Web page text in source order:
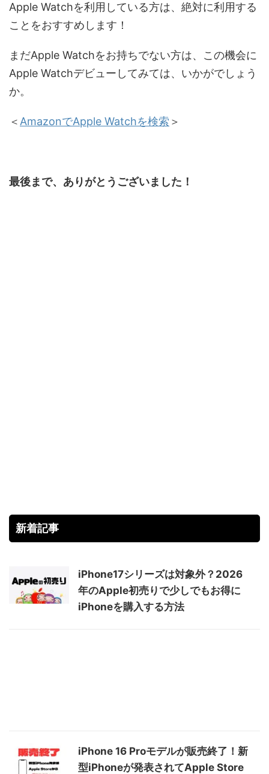
Apple Watchを利用している方は、絶対に利用する
ことをおすすめします！
まだApple Watchをお持ちでない方は、この機会に
Apple Watchデビューしてみては、いかがでしょう
か。
＜AmazonでApple Watchを検索 ＞
最後まで、ありがとうございました！
新着記事
iPhone17シリーズは対象外？2026
年のApple初売りで少しでもお得に
iPhoneを購入する方法
iPhone 16 Proモデルが販売終了！新
型iPhoneが発表されてApple Store